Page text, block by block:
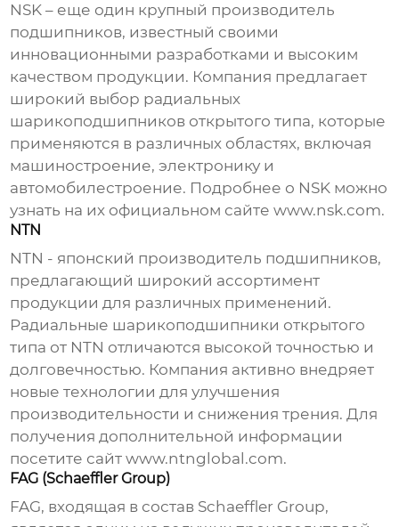
NSK – еще один крупный производитель
подшипников, известный своими
инновационными разработками и высоким
качеством продукции. Компания предлагает
широкий выбор радиальных
шарикоподшипников открытого типа, которые
применяются в различных областях, включая
машиностроение, электронику и
автомобилестроение. Подробнее о NSK можно
узнать на их официальном сайтеwww.nsk.com.
NTN
NTN - японский производитель подшипников,
предлагающий широкий ассортимент
продукции для различных применений.
Радиальные шарикоподшипники открытого
типа от NTN отличаются высокой точностью и
долговечностью. Компания активно внедряет
новые технологии для улучшения
производительности и снижения трения. Для
получения дополнительной информации
посетите сайтwww.ntnglobal.com.
FAG (Schaeffler Group)
FAG, входящая в состав Schaeffler Group,